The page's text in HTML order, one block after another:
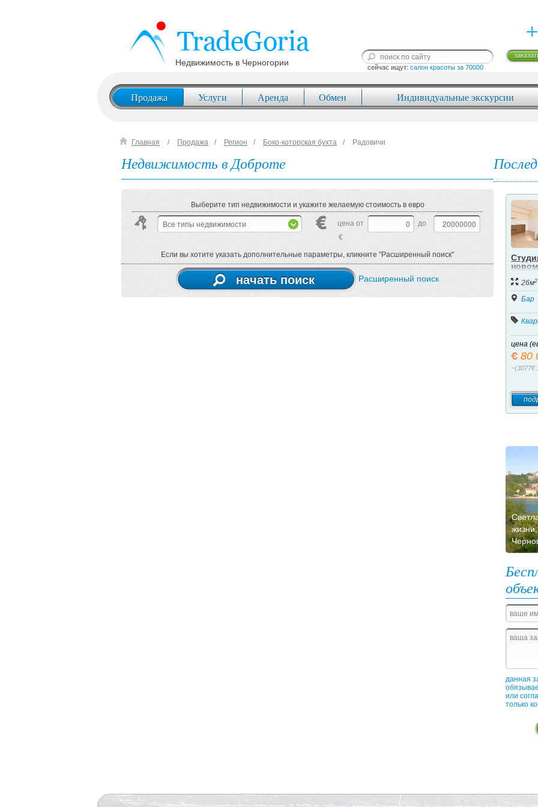
Недвижимость в Черногории сейчас ищут: салон красоты за 70000
Продажа Услуги Аренда Обмен Индивидуальные экскурсии
Главная Продажа Регион Боко-которская бухта Радовичи
Недвижимость в Доброте
Выберите тип недвижимости и укажите желаемую стоимость в евро
Все типы недвижимости цена от
до
€
Если вы хотите указать дополнительные параметры, кликните "Расширенный поиск"
начать поиск Расширенный поиск 26м2
Бар
цена
80
~(3077€
данная
или
только